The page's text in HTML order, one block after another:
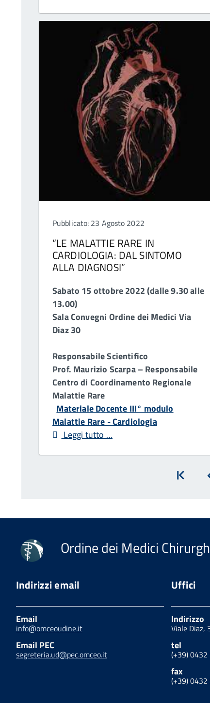
Pubblicato: 23 Agosto 2022
“LE MALATTIE RARE IN
CARDIOLOGIA: DAL SINTOMO
ALLA DIAGNOSI”
Sabato 15 ottobre 2022 (dalle 9.30 alle
13.00)
Sala Convegni Ordine dei Medici Via
Diaz 30
Responsabile Scientifico
Prof. Maurizio Scarpa – Responsabile
Centro di Coordinamento Regionale
Malattie Rare
Materiale Docente III° modulo
Malattie Rare - Cardiologia
Leggi tutto …
Ordine dei Medici
Indirizzi email
Email
info@omceoudine.it
Email PEC
segreteria.ud@pec.omceo.it
Uffici
Indirizzo
Viale Diaz,
tel
(+39)
fax
(+39)